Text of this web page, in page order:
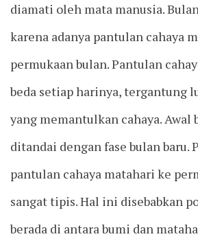
diamati oleh mata manusia.
karena adanya pantulan cahaya
permukaan bulan. Pantulan
beda setiap harinya, tergantung
yang memantulkan cahaya. Awal
ditandai dengan fase bulan baru.
pantulan cahaya matahari ke
sangat tipis. Hal ini disebabkan
berada di antara bumi dan